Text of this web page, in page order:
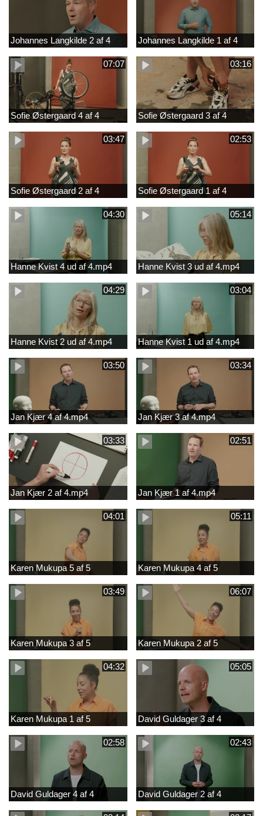
Johannes Langkilde 2 af 4 Johannes Langkilde 1 af 4
07:07
Sofie Østergaard 4 af 4
03:16
Sofie Østergaard 3 af 4
03:47
Sofie Østergaard 2 af 4
02:53
Sofie Østergaard 1 af 4
04:30
Hanne Kvist 4 ud af 4.mp4
05:14
Hanne Kvist 3 ud af 4.mp4
04:29
Hanne Kvist 2 ud af 4.mp4
03:04
Hanne Kvist 1 ud af 4.mp4
03:50
Jan Kjær 4 af 4.mp4
03:34
Jan Kjær 3 af 4.mp4
03:33
Jan Kjær 2 af 4.mp4
02:51
Jan Kjær 1 af 4.mp4
04:01
Karen Mukupa 5 af 5
05:11
Karen Mukupa 4 af 5
03:49
Karen Mukupa 3 af 5
06:07
Karen Mukupa 2 af 5
04:32
Karen Mukupa 1 af 5
05:05
David Guldager 3 af 4
02:58
David Guldager 4 af 4
02:43
David Guldager 2 af 4